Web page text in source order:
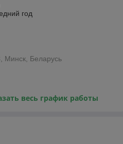
год
Минск, Беларусь
весь график работы